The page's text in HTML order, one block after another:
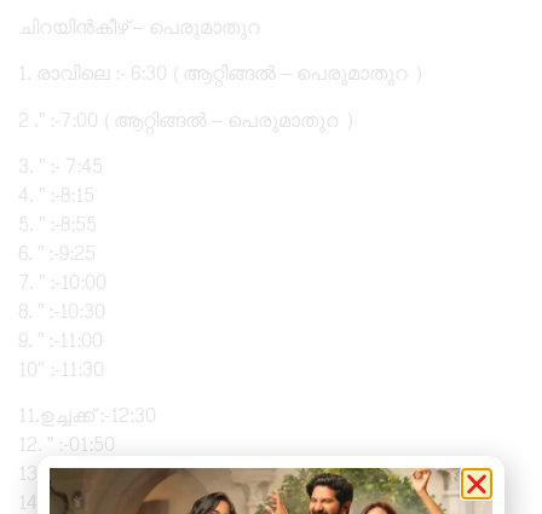
ചിറയിൻകീഴ് – പെരുമാതുറ
1. രാവിലെ :- 6:30 (ആറ്റിങ്ങൽ – പെരുമാതുറ )
2 .” :-7:00 (ആറ്റിങ്ങൽ – പെരുമാതുറ )
3. ” :- 7:45
4. ” :-8:15
5. ” :-8:55
6. ” :-9:25
7. ” :-10:00
8. ” :-10:30
9. ” :-11:00
10″ :-11:30
11.ഉച്ചക്ക് :-12:30
12. ” :-01:50
13. ” :-2:15
14.വൈക്കിട്ട് :-3:00